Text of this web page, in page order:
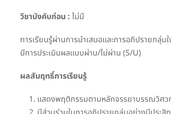
วิชาบังคับก่อน : ไม่มี
การเรียนรู้ผ่านการนำเสนอและการอภิปรายกลุ่
มีการประเมินผลแบบผ่าน/ไม่ผ่าน (S/U)
ผลสัมฤทธิ์การเรียนรู้
แสดงพฤติกรรมตามหลักจรรยาบรรณวิศว